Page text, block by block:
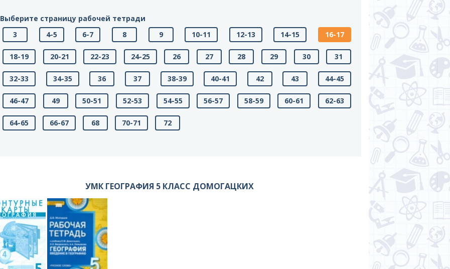
Выберите страницу рабочей тетради
3
4-5 6-7 8 9 10-11 12-13 14-15 16-17
18-19 20-21 22-23 24-25 26 27 28 29 30 31
32-33 34-35 36 37 38-39 40-41 42 43 44-45
46-47 49 50-51 52-53 54-55 56-57 58-59 60-61 62-63
64-65 66-67 68 70-71 72
УМК ГЕОГРАФИЯ 5 КЛАСС ДОМОГАЦКИХ